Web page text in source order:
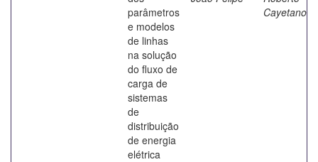
parâmetros
e modelos
de linhas
na solução
do fluxo de
carga de
sistemas
de
distribuição
de energia
elétrica
Cayetano